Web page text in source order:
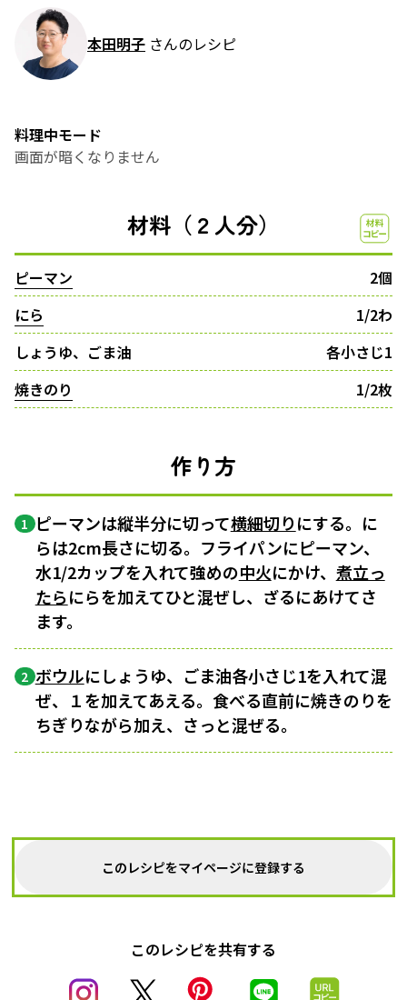
本田明子 さんのレシピ
料理中モード
画面が暗くなりません
材料（２人分）
ピーマン
2個
にら
1/2わ
しょうゆ、ごま油
各小さじ1
焼きのり
1/2枚
作り方
1 ピーマンは縦半分に切って横細切りにする。に
らは2cm長さに切る。フライパンにピーマン、
水1/2カップを入れて強めの中火にかけ、 煮立っ
たらにらを加えてひと混ぜし、ざるにあけてさ
ます。
2 ボウルにしょうゆ、ごま油各小さじ1を入れて混
ぜ、１を加えてあえる。食べる直前に焼きのりを
ちぎりながら加え、さっと混ぜる。
このレシピをマイページに登録する
このレシピを共有する